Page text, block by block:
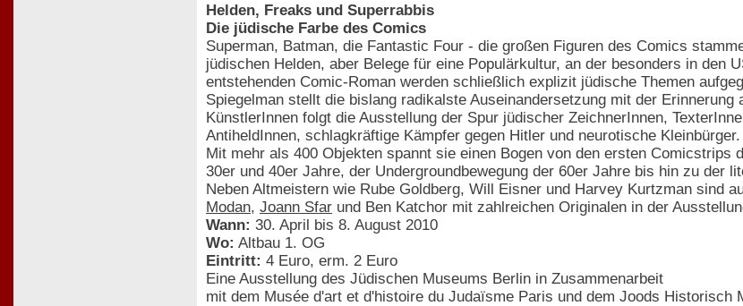
Helden, Freaks und Superrabbis
Die jüdische Farbe des Comics
Superman, Batman, die Fantastic Four - die großen Figuren des Comics
jüdischen Helden, aber Belege für eine Populärkultur, an der besonders in den
entstehenden Comic-Roman werden schließlich explizit jüdische Themen
Spiegelman stellt die bislang radikalste Auseinandersetzung mit der
KünstlerInnen folgt die Ausstellung der Spur jüdischer ZeichnerInnen,
AntiheldInnen, schlagkräftige Kämpfer gegen Hitler und neurotische Kleinbürger.
Mit mehr als 400 Objekten spannt sie einen Bogen von den ersten
30er und 40er Jahre, der Undergroundbewegung der 60er Jahre bis hin zu der
Neben Altmeistern wie Rube Goldberg, Will Eisner und Harvey Kurtzman sind
Modan, Joann Sfar und Ben Katchor mit zahlreichen Originalen in der
Wann: 30. April bis 8. August 2010
Wo: Altbau 1. OG
Eintritt: 4 Euro, erm. 2 Euro
Eine Ausstellung des Jüdischen Museums Berlin in Zusammenarbeit
mit dem Musée d'art et d'histoire du Judaïsme Paris und dem Joods Historisch